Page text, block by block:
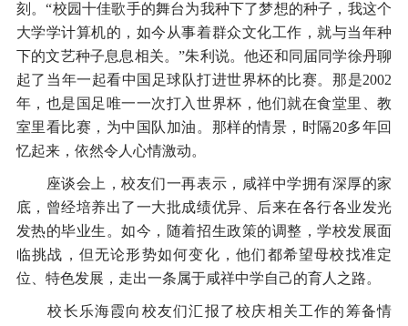
刻。“校园十佳歌手的舞台为我种下了梦想的种子，我这个
大学学计算机的，如今从事着群众文化工作，就与当年种
下的文艺种子息息相关。”朱利说。他还和同届同学徐丹聊
起了当年一起看中国足球队打进世界杯的比赛。那是2002
年，也是国足唯一一次打入世界杯，他们就在食堂里、教
室里看比赛，为中国队加油。那样的情景，时隔20多年回
忆起来，依然令人心情激动。
座谈会上，校友们一再表示，咸祥中学拥有深厚的家
底，曾经培养出了一大批成绩优异、后来在各行各业发光
发热的毕业生。如今，随着招生政策的调整，学校发展面
临挑战，但无论形势如何变化，他们都希望母校找准定
位、特色发展，走出一条属于咸祥中学自己的育人之路。
校长乐海霞向校友们汇报了校庆相关工作的筹备情